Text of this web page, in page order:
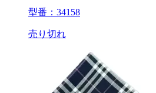
型番：34158
売り切れ